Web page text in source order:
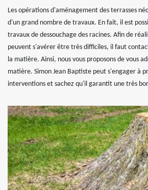
Les opérations d'aménagement des terrasses
d'un grand nombre de travaux. En fait, il est
travaux de dessouchage des racines. Afin de
peuvent s'avérer être très difficiles, il faut
la matière. Ainsi, nous vous proposons de vous
matière. Simon Jean Baptiste peut s'engager à
interventions et sachez qu'il garantit une très